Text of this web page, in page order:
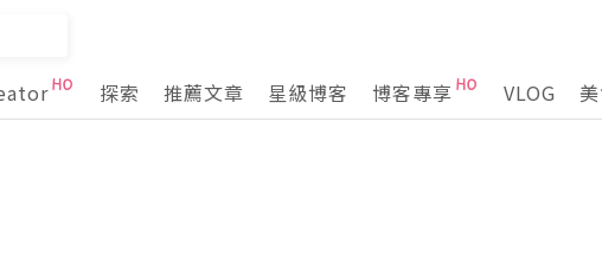
探索 推薦文章 星級博客 博客專享 VLOG